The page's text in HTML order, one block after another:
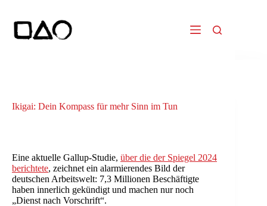
springen
Ikigai: Dein Kompass für mehr Sinn im Tun
Eine aktuelle Gallup-Studie, über die der Spiegel 2024
berichtete, zeichnet ein alarmierendes Bild der
deutschen Arbeitswelt: 7,3 Millionen Beschäftigte
haben innerlich gekündigt und machen nur noch
„Dienst nach Vorschrift“.